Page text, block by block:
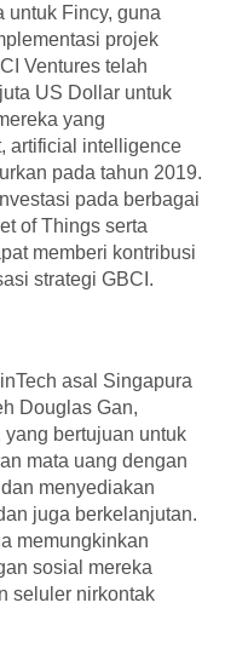
untuk Fincy, guna
projek
Ventures telah
US Dollar untuk
yang
artificial intelligence
pada tahun 2019.
pada berbagai
of Things serta
memberi kontribusi
strategi GBCI.
asal Singapura
Douglas Gan,
bertujuan untuk
mata uang dengan
menyediakan
juga berkelanjutan.
memungkinkan
sosial mereka
seluler nirkontak